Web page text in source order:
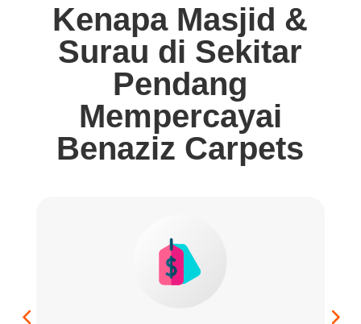
Kenapa Masjid &
Surau di Sekitar
Pendang
Mempercayai
Benaziz Carpets